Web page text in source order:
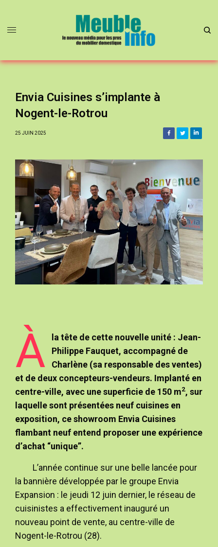
Envia Cuisines s’implante à
Nogent-le-Rotrou
25 JUIN 2025
À
la tête de cette nouvelle unité : Jean-
Philippe Fauquet, accompagné de
Charlène (sa responsable des ventes)
et de deux concepteurs-vendeurs. Implanté en
centre-ville, avec une superficie de 150 m2, sur
laquelle sont présentées neuf cuisines en
exposition, ce showroom Envia Cuisines
flambant neuf entend proposer une expérience
d’achat “unique”.
L’année continue sur une belle lancée pour
la bannière développée par le groupe Envia
Expansion : le jeudi 12 juin dernier, le réseau de
cuisinistes a effectivement inauguré un
nouveau point de vente, au centre-ville de
Nogent-le-Rotrou (28).